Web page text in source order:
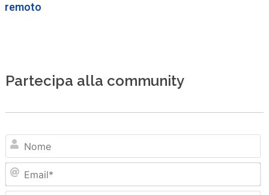
remoto
Partecipa alla community